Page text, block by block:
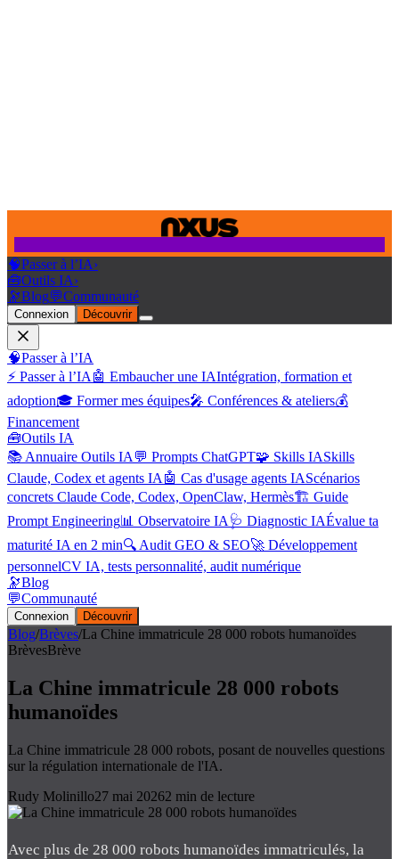
🧠Passer à l’IA›
🧰Outils IA›
🔭Blog💬Communauté
Connexion Découvrir
🧠Passer à l’IA
⚡ Passer à l’IA 🤖 Embaucher une IAIntégration, formation et
adoption🎓 Former mes équipes🎤 Conférences & ateliers💰
Financement
🧰Outils IA
📚 Annuaire Outils IA 💬 Prompts ChatGPT🧩 Skills IASkills
Claude, Codex et agents IA 🤖 Cas d'usage agents IAScénarios
concrets Claude Code, Codex, OpenClaw, Hermès🏗️ Guide
Prompt Engineering📊 Observatoire IA 🩺 Diagnostic IAÉvalue ta
maturité IA en 2 min🔍 Audit GEO & SEO🚀 Développement
personnelCV IA, tests personnalité, audit numérique
🔭Blog
💬Communauté
Connexion Découvrir
Blog/Brèves/La Chine immatricule 28 000 robots humanoïdes
BrèvesBrève
La Chine immatricule 28 000 robots
humanoïdes
La Chine immatricule 28 000 robots, posant de nouvelles questions
sur la régulation internationale de l'IA.
Rudy Molinillo27 mai 20262 min de lecture
Avec plus de 28 000 robots humanoïdes immatriculés, la